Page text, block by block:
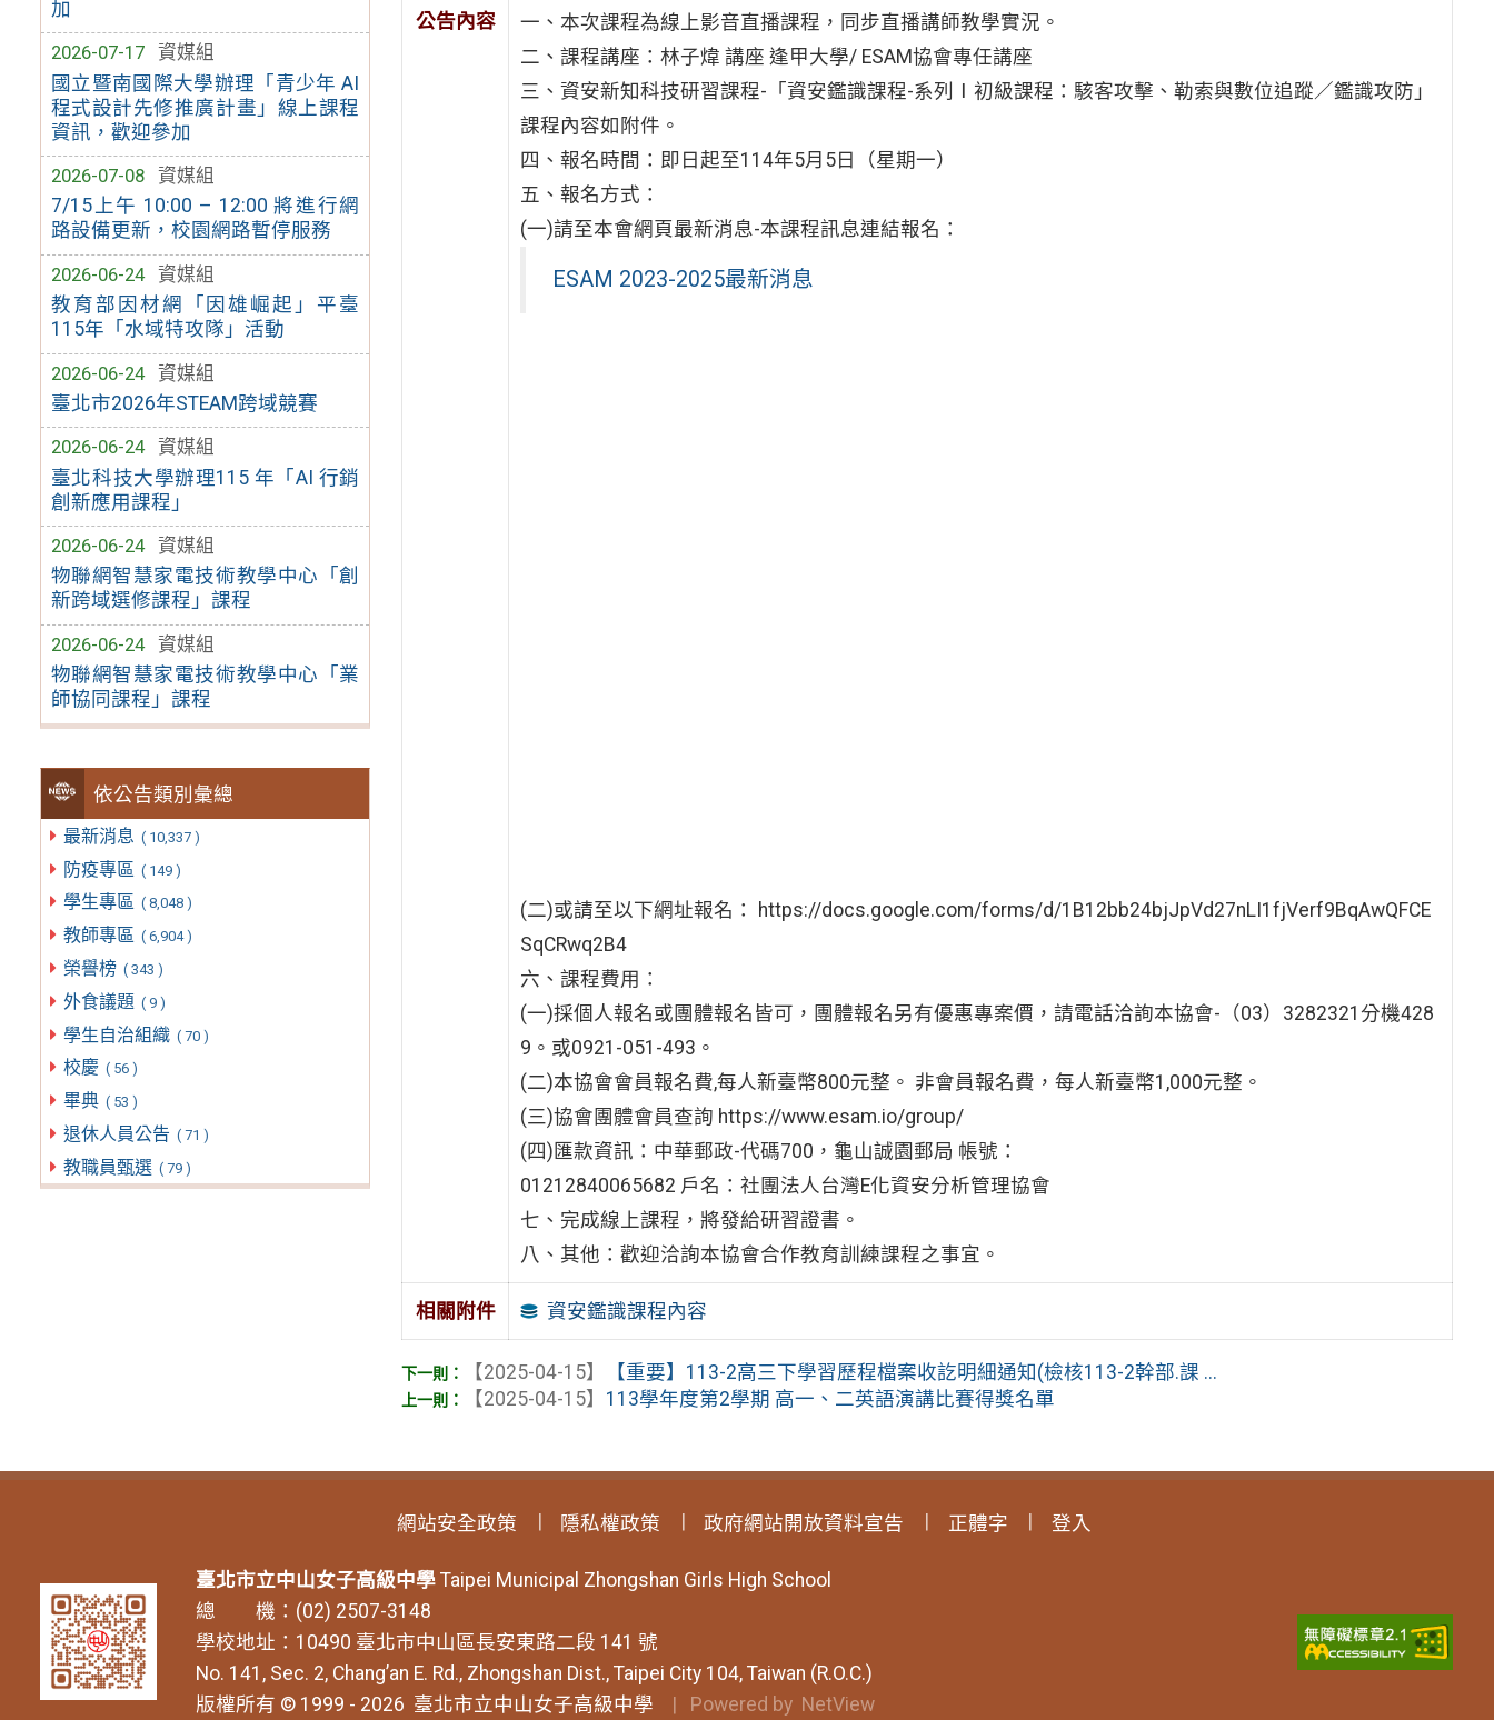
加
2026-07-17
資媒組
國立暨南國際大學辦理「青少年 AI
程式設計先修推廣計畫」線上課程
資訊，歡迎參加
2026-07-08
資媒組
7/15上午 10:00 – 12:00 將進行網
路設備更新，校園網路暫停服務
2026-06-24
資媒組
教育部因材網「因雄崛起」平臺
115年「水域特攻隊」活動
2026-06-24
資媒組
臺北市2026年STEAM跨域競賽
2026-06-24
資媒組
臺北科技大學辦理115 年「AI 行銷
創新應用課程」
2026-06-24
資媒組
物聯網智慧家電技術教學中心「創
新跨域選修課程」課程
2026-06-24
資媒組
物聯網智慧家電技術教學中心「業
師協同課程」課程
依公告類別彙總
最新消息 ( 10,337 )
防疫專區 ( 149 )
學生專區 ( 8,048 )
教師專區 ( 6,904 )
榮譽榜 ( 343 )
外食議題 ( 9 )
學生自治組織 ( 70 )
校慶 ( 56 )
畢典 ( 53 )
退休人員公告 ( 71 )
教職員甄選 ( 79 )
公告內容
一、本次課程為線上影音直播課程，同步直播講師教學實況。
二、課程講座：林子煒 講座 逢甲大學/ ESAM協會專任講座
三、資安新知科技研習課程-「資安鑑識課程-系列Ⅰ初級課程：駭客攻擊、勒索與數位追蹤／鑑識攻防」
課程內容如附件。
四、報名時間：即日起至114年5月5日（星期一）
五、報名方式：
(一)請至本會網頁最新消息-本課程訊息連結報名：
ESAM 2023-2025最新消息
(二)或請至以下網址報名： https://docs.google.com/forms/d/1B12bb24bjJpVd27nLI1fjVerf9BqAwQFCE
SqCRwq2B4
六、課程費用：
(一)採個人報名或團體報名皆可，團體報名另有優惠專案價，請電話洽詢本協會-（03）3282321分機428
9。或0921-051-493。
(二)本協會會員報名費,每人新臺幣800元整。 非會員報名費，每人新臺幣1,000元整。
(三)協會團體會員查詢 https://www.esam.io/group/
(四)匯款資訊：中華郵政-代碼700，龜山誠園郵局 帳號：
01212840065682 戶名：社團法人台灣E化資安分析管理協會
七、完成線上課程，將發給研習證書。
八、其他：歡迎洽詢本協會合作教育訓練課程之事宜。
相關附件 資安鑑識課程內容
【2025-04-15】
【重要】113-2高三下學習歷程檔案收訖明細通知(檢核113-2幹部.課 ...
【2025-04-15】 113學年度第2學期 高一、二英語演講比賽得獎名單
網站安全政策 隱私權政策 政府網站開放資料宣告 正體字 登入
臺北市立中山女子高級中學 Taipei Municipal Zhongshan Girls High School
總 機：(02) 2507-3148
學校地址：10490 臺北市中山區長安東路二段 141 號
No. 141, Sec. 2, Chang’an E. Rd., Zhongshan Dist., Taipei City 104, Taiwan (R.O.C.)
版權所有 © 1999 - 2026 臺北市立中山女子高級中學 | Powered by NetView